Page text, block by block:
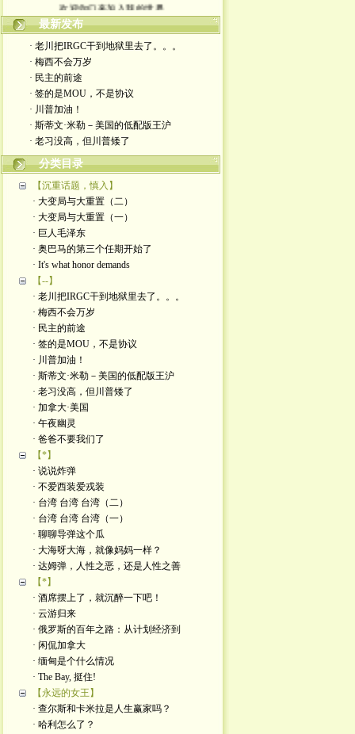
入场券上面有正义的光源
此生面对严厉又仁慈的一切
轻松一点 我们一起度过暗夜
最新发布
· 老川把IRGC干到地狱里去了。。。
· 梅西不会万岁
· 民主的前途
· 签的是MOU，不是协议
· 川普加油！
· 斯蒂文·米勒－美国的低配版王沪
· 老习没高，但川普矮了
分类目录
【沉重话题，慎入】
· 大变局与大重置（二）
· 大变局与大重置（一）
· 巨人毛泽东
· 奥巴马的第三个任期开始了
· It's what honor demands
【--】
· 老川把IRGC干到地狱里去了。。。
· 梅西不会万岁
· 民主的前途
· 签的是MOU，不是协议
· 川普加油！
· 斯蒂文·米勒－美国的低配版王沪
· 老习没高，但川普矮了
· 加拿大·美国
· 午夜幽灵
· 爸爸不要我们了
【*】
· 说说炸弹
· 不爱西装爱戎装
· 台湾 台湾 台湾（二）
· 台湾 台湾 台湾（一）
· 聊聊导弹这个瓜
· 大海呀大海，就像妈妈一样？
· 达姆弹，人性之恶，还是人性之善
【*】
· 酒席摆上了，就沉醉一下吧！
· 云游归来
· 俄罗斯的百年之路：从计划经济到
· 闲侃加拿大
· 缅甸是个什么情况
· The Bay, 挺住!
【永远的女王】
· 查尔斯和卡米拉是人生赢家吗？
· 哈利怎么了？